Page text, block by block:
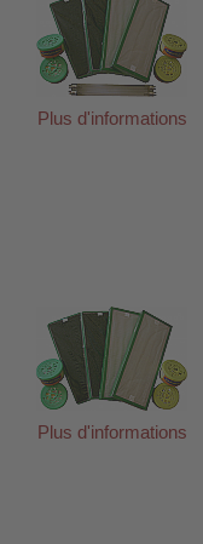
Plus d'informations
Plus d'informations